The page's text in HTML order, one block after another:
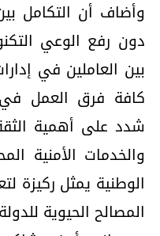
دون رفع الوعي
بين العاملين في
كافة فرق العمل في
شدد على أهمية
والخدمات الأمنية
الوطنية يمثل ركيزة
المصالح الحيوية